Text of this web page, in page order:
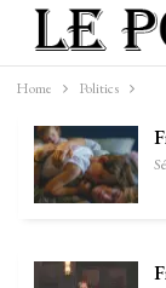
Home Politics